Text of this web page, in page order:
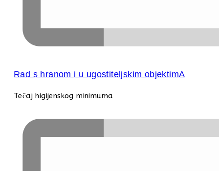
Rad s hranom i u ugostiteljskim objektimA
Tečaj higijenskog minimuma